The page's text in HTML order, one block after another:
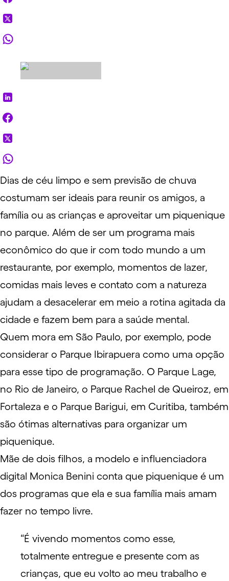
Dias de céu limpo e sem previsão de chuva
costumam ser ideais para reunir os amigos, a
família ou as crianças e aproveitar um piquenique
no parque. Além de ser um programa mais
econômico do que ir com todo mundo a um
restaurante, por exemplo, momentos de lazer,
comidas mais leves e contato com a natureza
ajudam a desacelerar em meio a rotina agitada da
cidade e fazem bem para a saúde mental.
Quem mora em São Paulo, por exemplo, pode
considerar o Parque Ibirapuera como uma opção
para esse tipo de programação. O Parque Lage,
no Rio de Janeiro, o Parque Rachel de Queiroz, em
Fortaleza e o Parque Barigui, em Curitiba, também
são ótimas alternativas para organizar um
piquenique.
Mãe de dois filhos, a modelo e influenciadora
digital Monica Benini conta que piquenique é um
dos programas que ela e sua família mais amam
fazer no tempo livre.
“É vivendo momentos como esse,
totalmente entregue e presente com as
crianças, que eu volto ao meu trabalho e